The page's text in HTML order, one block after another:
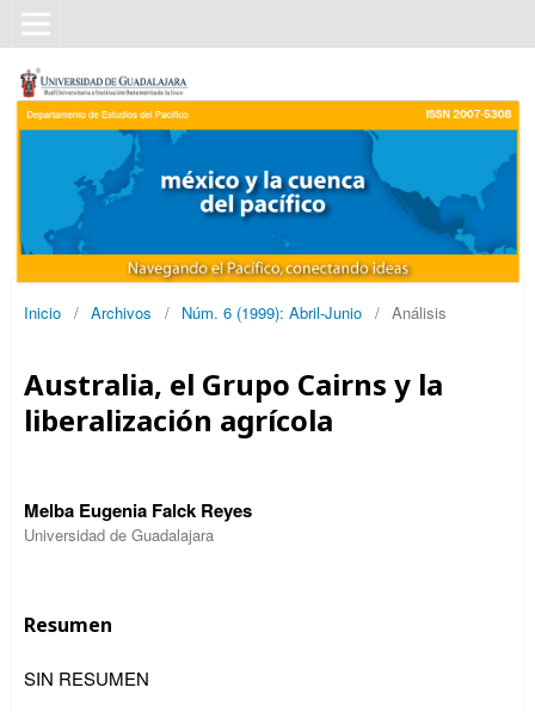
Inicio / Archivos / Núm. 6 (1999): Abril-Junio / Análisis
Australia, el Grupo Cairns y la
liberalización agrícola
Melba Eugenia Falck Reyes
Universidad de Guadalajara
Resumen
SIN RESUMEN